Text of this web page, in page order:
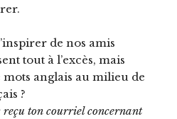
de nos amis
tout à l’excès, mais
anglais au milieu de
?
reçu ton courriel concernant